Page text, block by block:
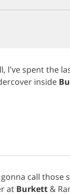
, I've spentthe
inside
gonna call those
at Burkett &